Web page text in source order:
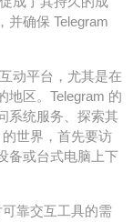
并确保 Telegram
动平台，尤其是在
地区。Telegram 的
系统服务、探索其
世界，首先要访
备或台式电脑上下
靠交互工具的需